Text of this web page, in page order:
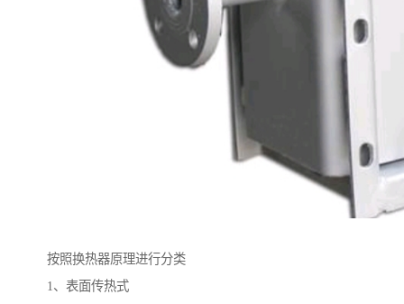
按照换热器原理进行分类
1、表面传热式